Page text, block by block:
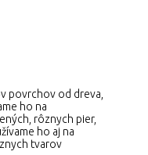
povrchov od dreva,
ho na
rôznych pier,
ho aj na
tvarov